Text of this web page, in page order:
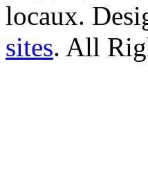
locaux.
sites. All